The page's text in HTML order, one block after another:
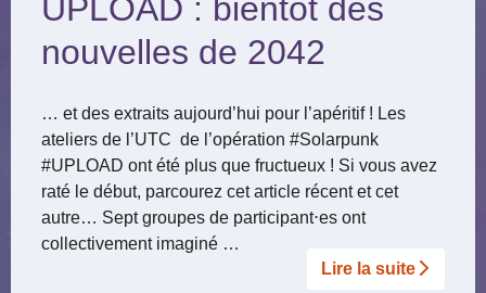
UPLOAD : bientôt des
nouvelles de 2042
… et des extraits aujourd’hui pour l’apéritif ! Les
ateliers de l’UTC de l’opération #Solarpunk
#UPLOAD ont été plus que fructueux ! Si vous avez
raté le début, parcourez cet article récent et cet
autre… Sept groupes de participant⋅es ont
collectivement imaginé …
Lire la suite­­